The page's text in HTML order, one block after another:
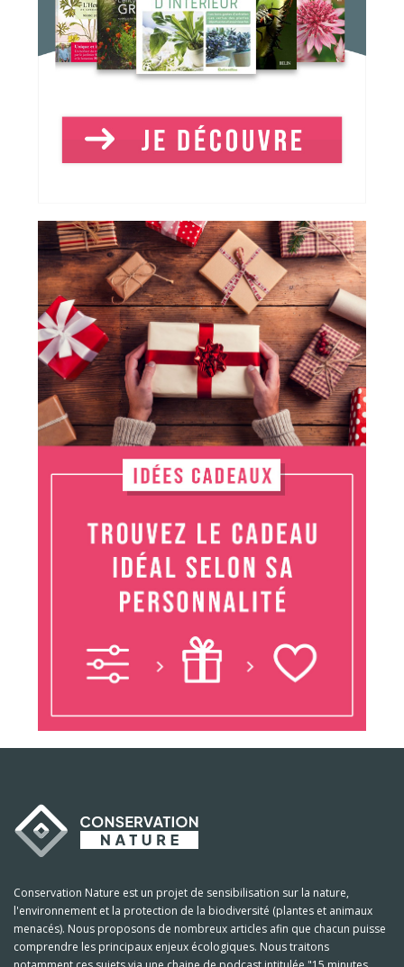
Conservation Nature est un projet de sensibilisation sur la nature,
l'environnement et la protection de la biodiversité (plantes et animaux
menacés). Nous proposons de nombreux articles afin que chacun puisse
comprendre les principaux enjeux écologiques. Nous traitons